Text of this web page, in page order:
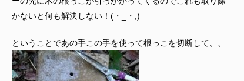
かないと何も解決しない！(・_・;)
ということであの手この手を使って根っこを切断して、、